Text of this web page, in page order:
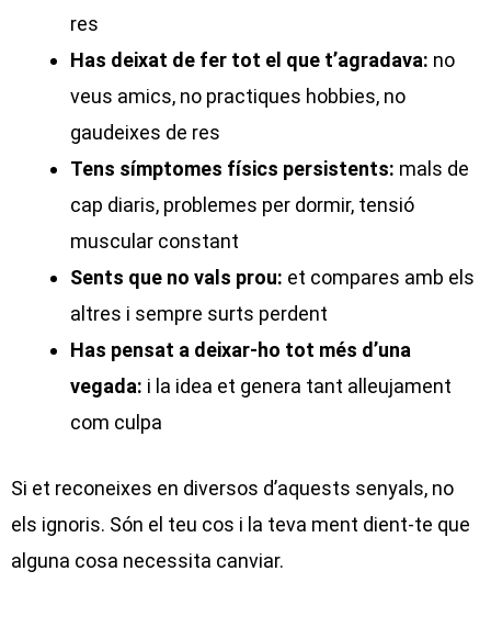
res
Has deixat de fer tot el que t’agradava: no
veus amics, no practiques hobbies, no
gaudeixes de res
Tens símptomes físics persistents: mals de
cap diaris, problemes per dormir, tensió
muscular constant
Sents que no vals prou: et compares amb els
altres i sempre surts perdent
Has pensat a deixar-ho tot més d’una
vegada: i la idea et genera tant alleujament
com culpa
Si et reconeixes en diversos d’aquests senyals, no
els ignoris. Són el teu cos i la teva ment dient-te que
alguna cosa necessita canviar.